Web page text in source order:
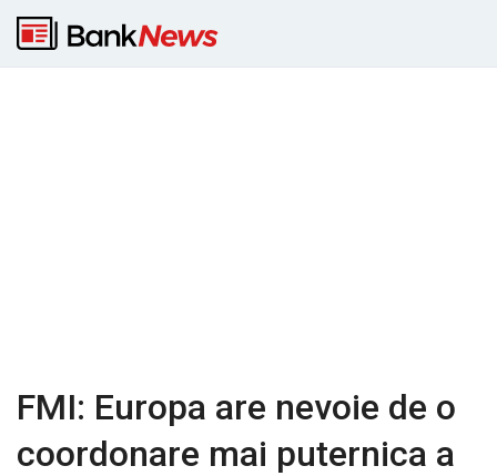
FMI: Europa are nevoie de o
coordonare mai puternica a